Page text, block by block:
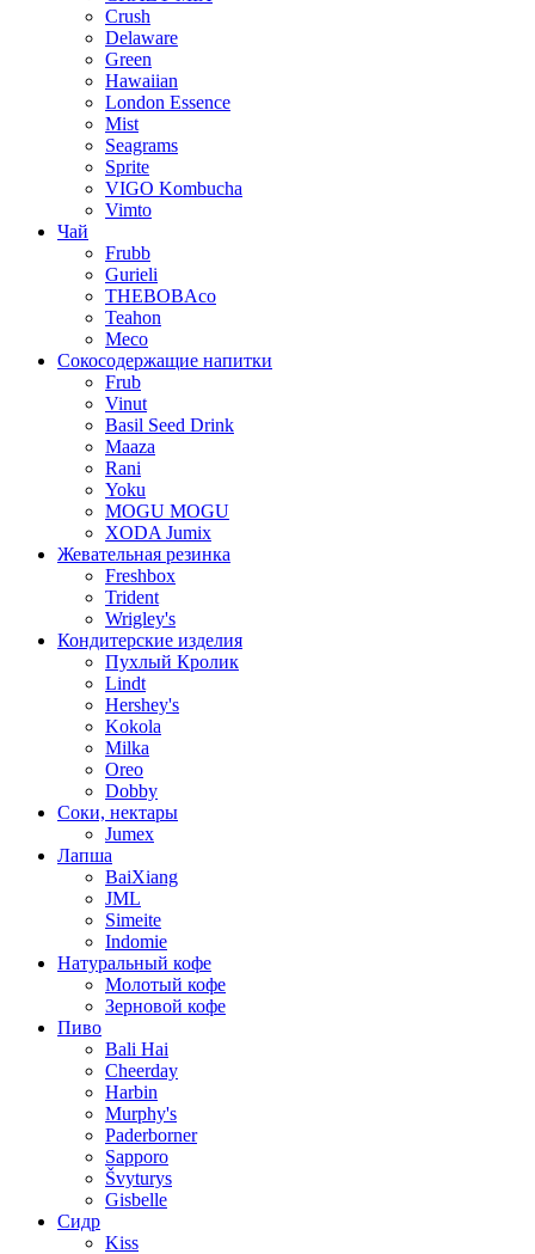
Crush
Delaware
Green
Hawaiian
London Essence
Mist
Seagrams
Sprite
VIGO Kombucha
Vimto
Чай
Frubb
Gurieli
THEBOBAco
Teahon
Meco
Сокосодержащие напитки
Frub
Vinut
Basil Seed Drink
Maaza
Rani
Yoku
MOGU MOGU
XODA Jumix
Жевательная резинка
Freshbox
Trident
Wrigley's
Кондитерские изделия
Пухлый Кролик
Lindt
Hershey's
Kokola
Milka
Oreo
Dobby
Соки, нектары
Jumex
Лапша
BaiXiang
JML
Simeite
Indomie
Натуральный кофе
Молотый кофе
Зерновой кофе
Пиво
Bali Hai
Cheerday
Harbin
Murphy's
Paderborner
Sapporo
Švyturys
Gisbelle
Сидр
Kiss